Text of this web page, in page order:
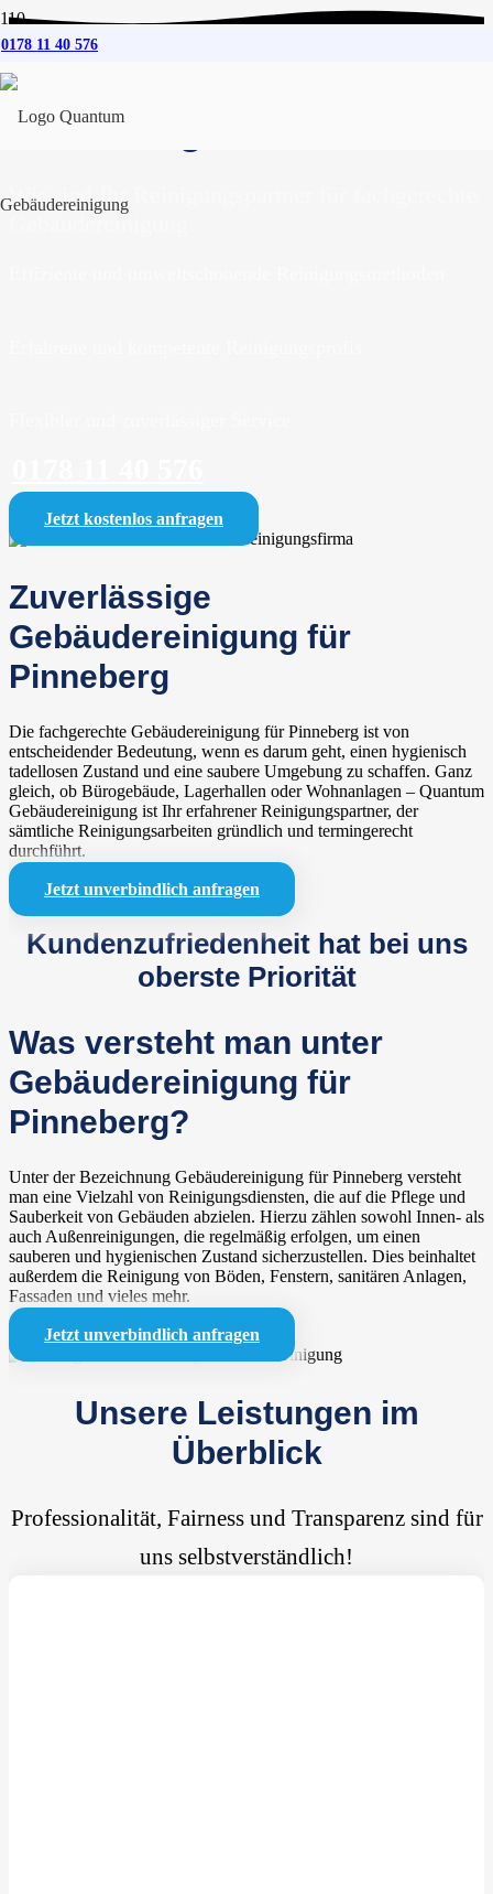
0178 11 40 576
Gebäudereinigung
Pinneberg
Wir sind Ihr Reinigungspartner für fachgerechte
Gebäudereinigung
Jetzt kostenlos anfragen
Zuverlässige
Gebäudereinigung für
Pinneberg
Die fachgerechte Gebäudereinigung für Pinneberg ist von
entscheidender Bedeutung, wenn es darum geht, einen hygienisch
tadellosen Zustand und eine saubere Umgebung zu schaffen. Ganz
gleich, ob Bürogebäude, Lagerhallen oder Wohnanlagen – Quantum
Gebäudereinigung ist Ihr erfahrener Reinigungspartner, der
sämtliche Reinigungsarbeiten gründlich und termingerecht
durchführt.
Jetzt unverbindlich anfragen
Kundenzufriedenheit hat bei uns
oberste Priorität
Was versteht man unter
Gebäudereinigung für
Pinneberg?
Unter der Bezeichnung Gebäudereinigung für Pinneberg versteht
man eine Vielzahl von Reinigungsdiensten, die auf die Pflege und
Sauberkeit von Gebäuden abzielen. Hierzu zählen sowohl Innen- als
auch Außenreinigungen, die regelmäßig erfolgen, um einen
sauberen und hygienischen Zustand sicherzustellen. Dies beinhaltet
außerdem die Reinigung von Böden, Fenstern, sanitären Anlagen,
Fassaden und vieles mehr.
Jetzt unverbindlich anfragen
Unsere Leistungen im
Überblick
Professionalität, Fairness und Transparenz sind für
uns selbstverständlich!